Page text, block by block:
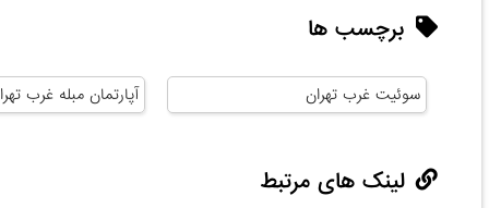
برچسب ها
سوئیت غرب تهران آپارتمان مبله غرب
لینک های مرتبط